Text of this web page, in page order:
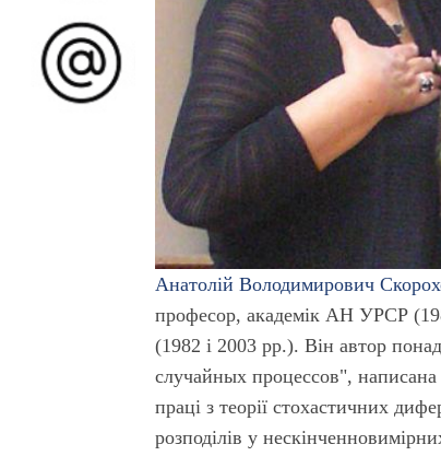
Анатолій Володимирович
професор, академік АН УРСР
(1982 і 2003 рр.). Він автор
случайных процессов",
праці з теорії стохастичних
розподілів у